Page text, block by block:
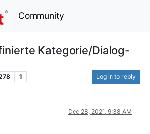
Community
Kategorie/Dialog-
1 Log in to reply
Dec 28, 2021, 9:38 AM